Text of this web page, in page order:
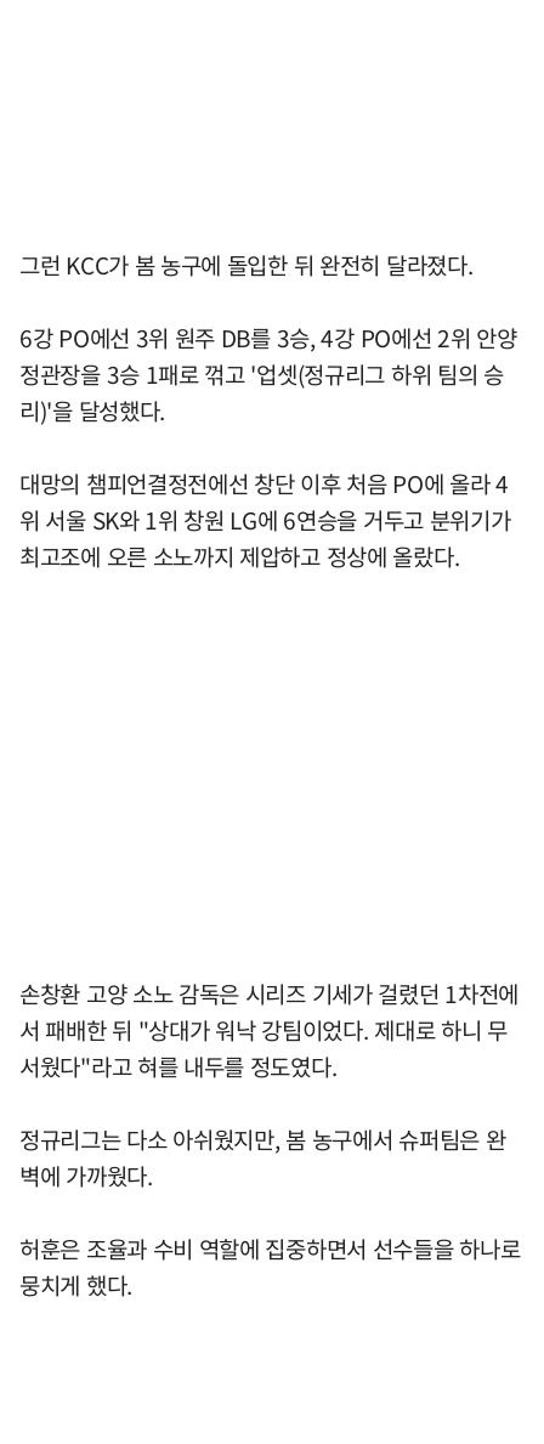
그런 KCC가 봄 농구에 돌입한 뒤 완전히 달라졌다.
6강 PO에선 3위 원주 DB를 3승, 4강 PO에선 2위 안양
정관장을 3승 1패로 꺾고 '업셋(정규리그 하위 팀의 승
리)'을 달성했다.
대망의 챔피언결정전에선 창단 이후 처음 PO에 올라 4
위 서울 SK와 1위 창원 LG에 6연승을 거두고 분위기가
최고조에 오른 소노까지 제압하고 정상에 올랐다.
손창환 고양 소노 감독은 시리즈 기세가 걸렸던 1차전에
서 패배한 뒤 "상대가 워낙 강팀이었다. 제대로 하니 무
서웠다"라고 혀를 내두를 정도였다.
정규리그는 다소 아쉬웠지만, 봄 농구에서 슈퍼팀은 완
벽에 가까웠다.
허훈은 조율과 수비 역할에 집중하면서 선수들을 하나로
뭉치게 했다.